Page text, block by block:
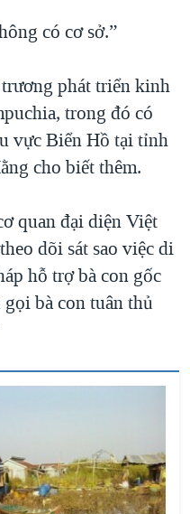
có cơ sở.”
phát triển kinh
trong đó có
vực Biển Hồ tại tỉnh
cho biết thêm.
quan đại diện Việt
dõi sát sao việc di
hỗ trợ bà con gốc
bà con tuân thủ